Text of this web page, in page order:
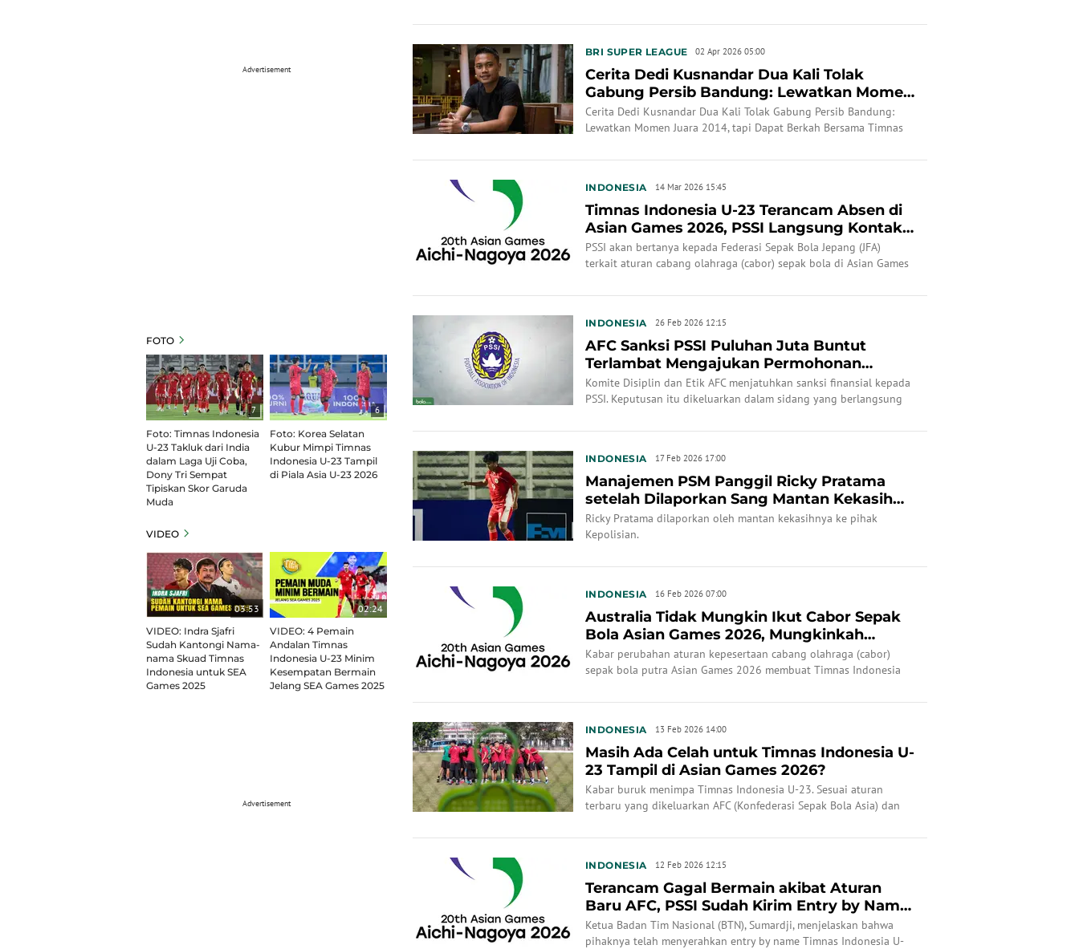
Advertisement
FOTO
7
Foto: Timnas Indonesia
U-23 Takluk dari India
dalam Laga Uji Coba,
Dony Tri Sempat
Tipiskan Skor Garuda
Muda
6
Foto: Korea Selatan
Kubur Mimpi Timnas
Indonesia U-23 Tampil
di Piala Asia U-23 2026
VIDEO
03:53
VIDEO: Indra Sjafri
Sudah Kantongi Nama-
nama Skuad Timnas
Indonesia untuk SEA
Games 2025
02:24
VIDEO: 4 Pemain
Andalan Timnas
Indonesia U-23 Minim
Kesempatan Bermain
Jelang SEA Games 2025
Advertisement
BRI SUPER LEAGUE 02 Apr 2026 05:00
Cerita Dedi Kusnandar Dua Kali Tolak
Gabung Persib Bandung: Lewatkan Momen
Juara 2014, tap...
Cerita Dedi Kusnandar Dua Kali Tolak Gabung Persib Bandung:
Lewatkan Momen Juara 2014, tapi Dapat Berkah Bersama Timnas
INDONESIA 14 Mar 2026 15:45
Timnas Indonesia U-23 Terancam Absen di
Asian Games 2026, PSSI Langsung Kontak
Federasi Se...
PSSI akan bertanya kepada Federasi Sepak Bola Jepang (JFA)
terkait aturan cabang olahraga (cabor) sepak bola di Asian Games
berpartisipasi.
INDONESIA 26 Feb 2026 12:15
AFC Sanksi PSSI Puluhan Juta Buntut
Terlambat Mengajukan Permohonan
Otorisasi Uji Coba Tim...
Komite Disiplin dan Etik AFC menjatuhkan sanksi finansial kepada
PSSI. Keputusan itu dikeluarkan dalam sidang yang berlangsung
INDONESIA 17 Feb 2026 17:00
Manajemen PSM Panggil Ricky Pratama
setelah Dilaporkan Sang Mantan Kekasih
ke Pihak Kepoli...
Ricky Pratama dilaporkan oleh mantan kekasihnya ke pihak
Kepolisian.
INDONESIA 16 Feb 2026 07:00
Australia Tidak Mungkin Ikut Cabor Sepak
Bola Asian Games 2026, Mungkinkah
Timnas Indonesi...
Kabar perubahan aturan kepesertaan cabang olahraga (cabor)
sepak bola putra Asian Games 2026 membuat Timnas Indonesia
Asia tersebut.
INDONESIA 13 Feb 2026 14:00
Masih Ada Celah untuk Timnas Indonesia U-
23 Tampil di Asian Games 2026?
Kabar buruk menimpa Timnas Indonesia U-23. Sesuai aturan
terbaru yang dikeluarkan AFC (Konfederasi Sepak Bola Asia) dan
diikuti 16 negara yang tampil di Piala Asia U-23 2026 lalu.
INDONESIA 12 Feb 2026 12:15
Terancam Gagal Bermain akibat Aturan
Baru AFC, PSSI Sudah Kirim Entry by Name
Timnas Indon...
Ketua Badan Tim Nasional (BTN), Sumardji, menjelaskan bahwa
pihaknya telah menyerahkan entry by name Timnas Indonesia U-